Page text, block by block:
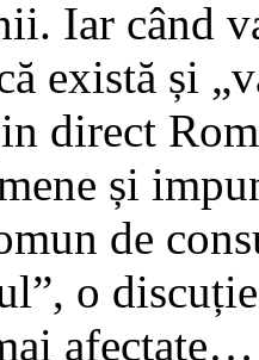
Iar când
există și
direct
și
de
o
afectate…